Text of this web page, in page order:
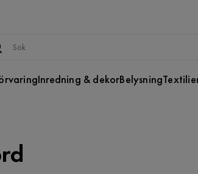
Inredning & dekorBelysning